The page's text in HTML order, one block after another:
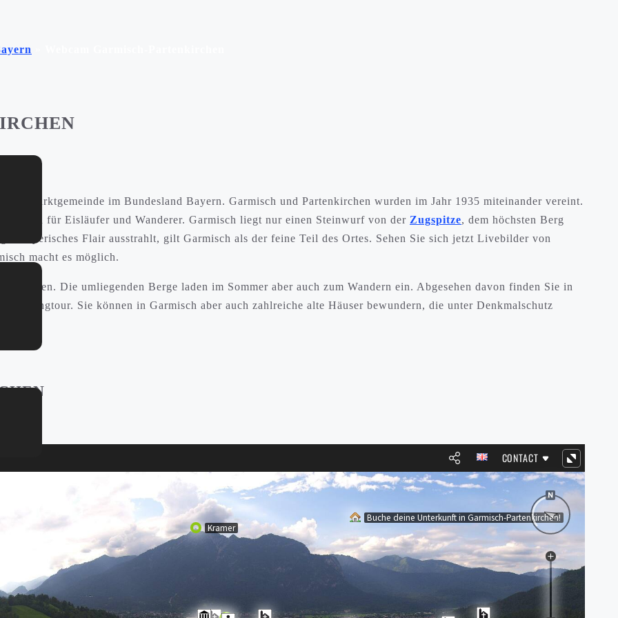
Marktgemeinde im Bundesland Bayern. Garmisch und Partenkirchen wurden im Jahr 1935 miteinander vereint.
für Eisläufer und Wanderer. Garmisch liegt nur einen Steinwurf von der Zugspitze, dem höchsten Berg
bayerisches Flair ausstrahlt, gilt Garmisch als der feine Teil des Ortes. Sehen Sie sich jetzt Livebilder von
macht es möglich.
wollen. Die umliegenden Berge laden im Sommer aber auch zum Wandern ein. Abgesehen davon finden Sie in
Sie können in Garmisch aber auch zahlreiche alte Häuser bewundern, die unter Denkmalschutz